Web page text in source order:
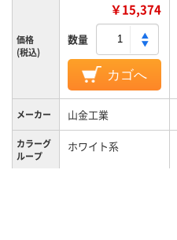
価格
(税込)
￥15,374
数量
カゴへ
メーカー 山金工業
カラーグ
ループ
ホワイト系